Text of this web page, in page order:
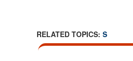
RELATED TOPICS: S